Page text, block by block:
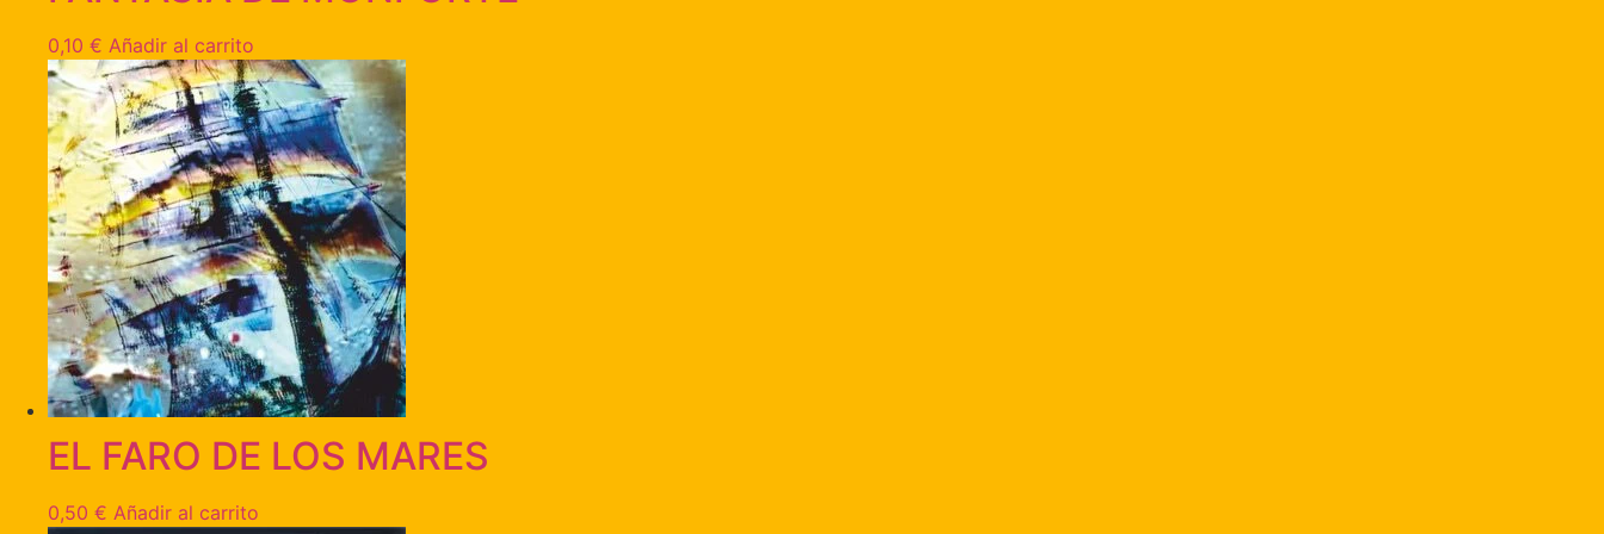
0,10 € Añadir al carrito
EL FARO DE LOS MARES
0,50 € Añadir al carrito